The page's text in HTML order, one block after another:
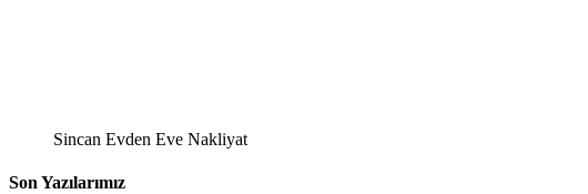
Sincan Evden Eve Nakliyat
Son Yazılarımız